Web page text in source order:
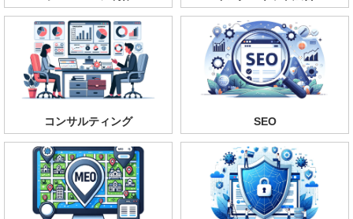
コンサルティング SEO